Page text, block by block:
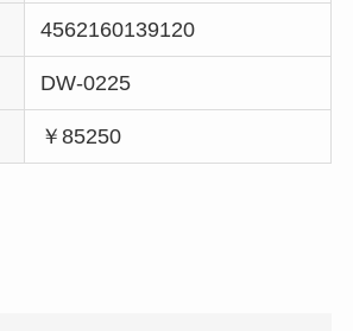
4562160139120
DW-0225
￥85250